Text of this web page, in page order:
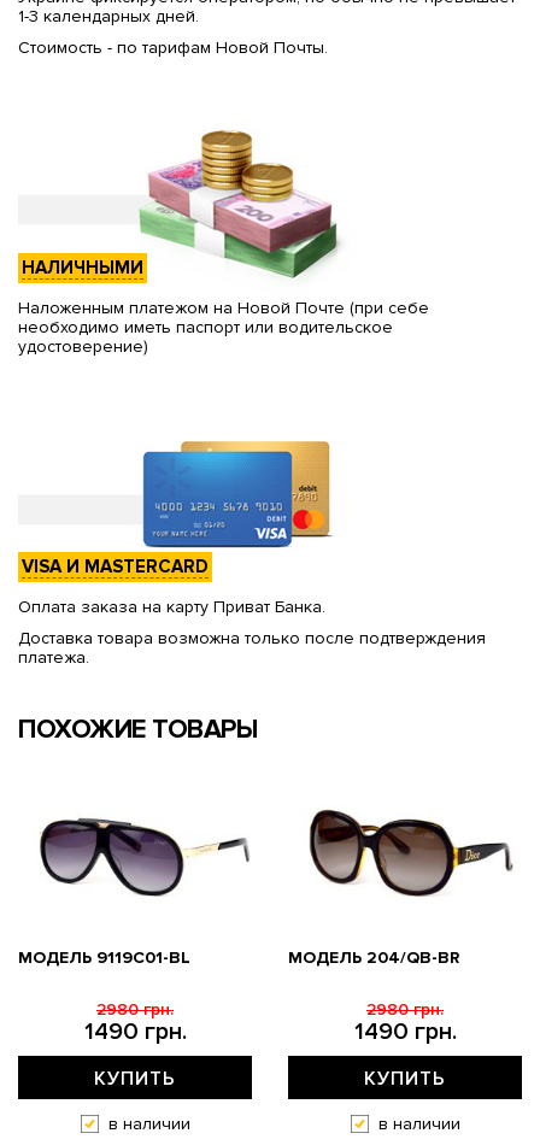
1-3 календарных дней.
Стоимость - по тарифам Новой Почты.
НАЛИЧНЫМИ
Наложенным платежом на Новой Почте (при себе
необходимо иметь паспорт или водительское
удостоверение)
VISA И MASTERCARD
Оплата заказа на карту Приват Банка.
Доставка товара возможна только после подтверждения
платежа.
ПОХОЖИЕ ТОВАРЫ
МОДЕЛЬ 9119С01-BL
1490 грн.
2980 грн.
КУПИТЬ
в наличии
МОДЕЛЬ 204/QB-BR
1490 грн.
2980 грн.
КУПИТЬ
в наличии